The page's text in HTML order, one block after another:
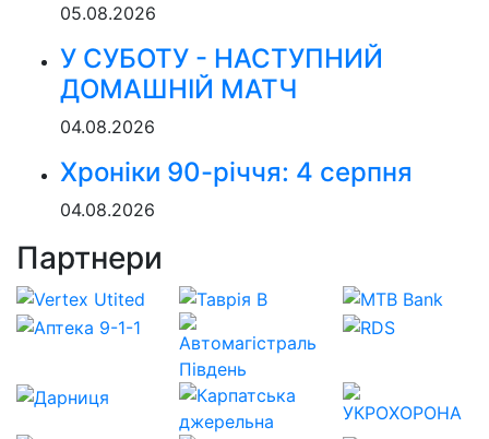
05.08.2026
У СУБОТУ - НАСТУПНИЙ
ДОМАШНІЙ МАТЧ
04.08.2026
Хроніки 90-річчя: 4 серпня
04.08.2026
Партнери